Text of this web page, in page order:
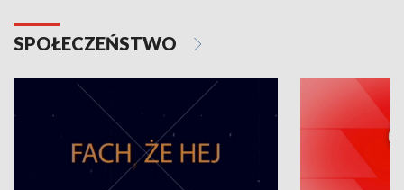
SPOŁECZEŃSTWO